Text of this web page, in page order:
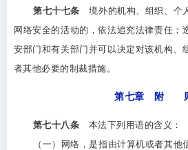
第七十七条 境外的机构、组织、个
网络安全的活动的，依法追究法律责任；
安部门和有关部门并可以决定对该机构、
者其他必要的制裁措施。
第七章 附
第七十八条 本法下列用语的含义：
（一）网络，是指由计算机或者其